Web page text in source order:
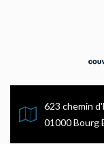
623 chemin
01000 Bourg